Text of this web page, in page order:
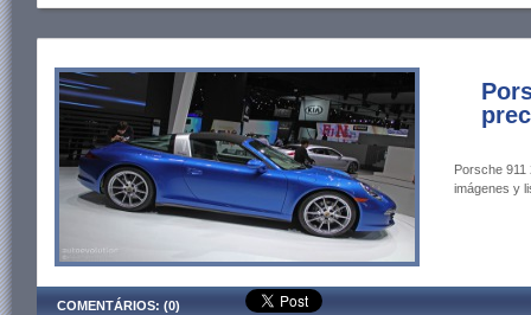
Porsche
imágenes y
COMENTÁRIOS: (0)